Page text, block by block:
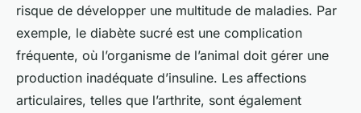
risque de développer une multitude de maladies. Par
exemple, le diabète sucré est une complication
fréquente, où l’organisme de l’animal doit gérer une
production inadéquate d’insuline. Les affections
articulaires, telles que l’arthrite, sont également